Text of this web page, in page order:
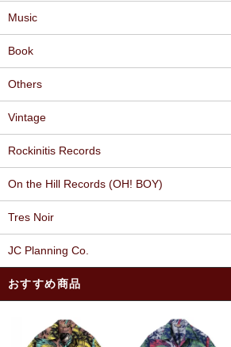
Music
Book
Others
Vintage
Rockinitis Records
On the Hill Records (OH! BOY)
Tres Noir
JC Planning Co.
おすすめ商品